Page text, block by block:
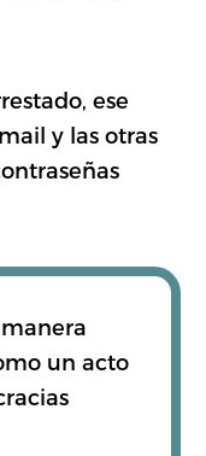
ese
y las otras
un acto